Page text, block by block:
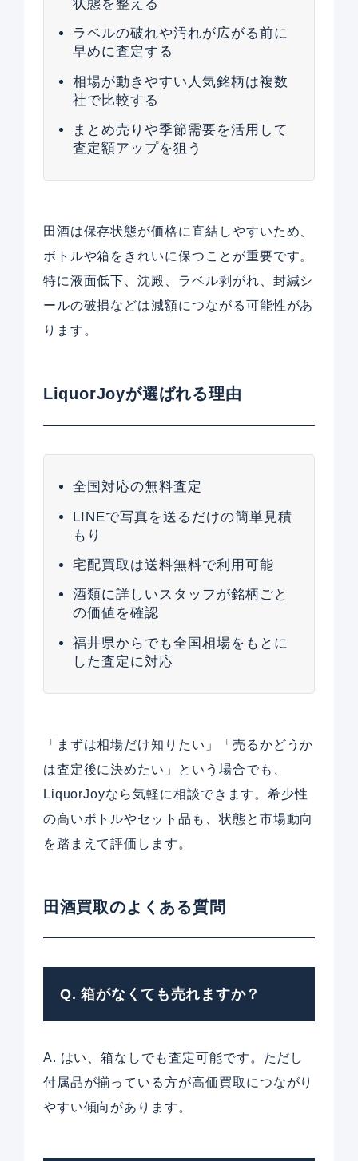
状態を整える
ラベルの破れや汚れが広がる前に
早めに査定する
相場が動きやすい人気銘柄は複数
社で比較する
まとめ売りや季節需要を活用して
査定額アップを狙う
田酒は保存状態が価格に直結しやすいため、
ボトルや箱をきれいに保つことが重要です。
特に液面低下、沈殿、ラベル剥がれ、封緘シ
ールの破損などは減額につながる可能性があ
ります。
LiquorJoyが選ばれる理由
全国対応の無料査定
LINEで写真を送るだけの簡単見積
もり
宅配買取は送料無料で利用可能
酒類に詳しいスタッフが銘柄ごと
の価値を確認
福井県からでも全国相場をもとに
した査定に対応
「まずは相場だけ知りたい」「売るかどうか
は査定後に決めたい」という場合でも、
LiquorJoyなら気軽に相談できます。希少性
の高いボトルやセット品も、状態と市場動向
を踏まえて評価します。
田酒買取のよくある質問
Q. 箱がなくても売れますか？
A. はい、箱なしでも査定可能です。ただし
付属品が揃っている方が高価買取につながり
やすい傾向があります。